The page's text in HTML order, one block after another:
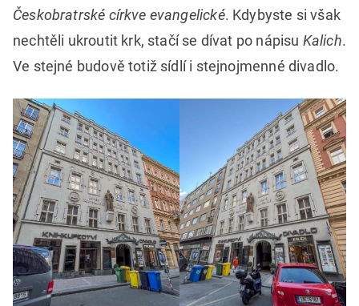
Českobratrské církve evangelické. Kdybyste si však
nechtěli ukroutit krk, stačí se dívat po nápisu Kalich.
Ve stejné budově totiž sídlí i stejnojmenné divadlo.